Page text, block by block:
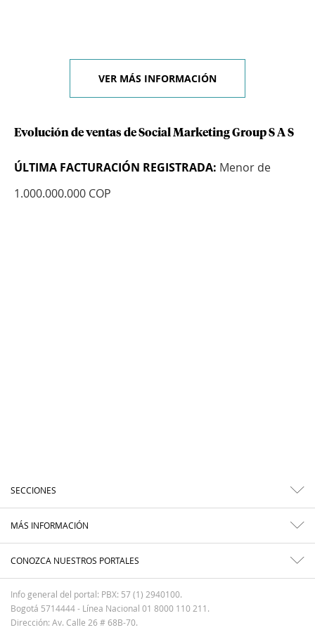
VER MÁS INFORMACIÓN
Evolución de ventas de Social Marketing Group S A S
ÚLTIMA FACTURACIÓN REGISTRADA: Menor de
1.000.000.000 COP
SECCIONES
MÁS INFORMACIÓN
CONOZCA NUESTROS PORTALES
Info general del portal: PBX: 57 (1) 2940100.
Bogotá 5714444 - Línea Nacional 01 8000 110 211.
Dirección: Av. Calle 26 # 68B-70.